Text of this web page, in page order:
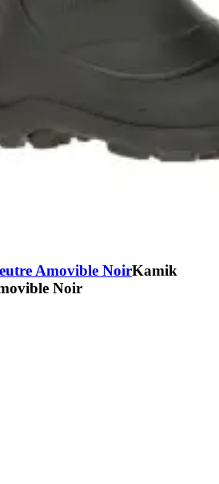
Amovible NoirKamik
Noir